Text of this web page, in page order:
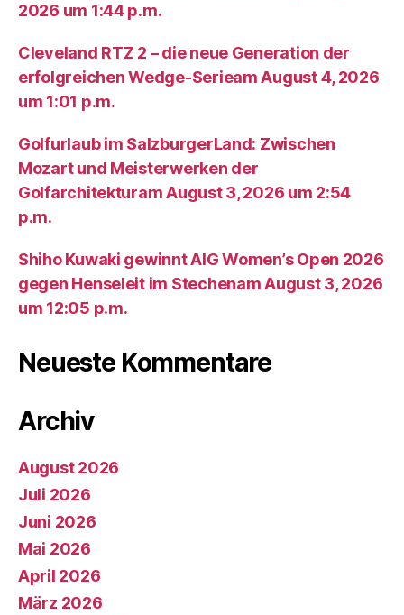
2026 um 1:44 p.m.
Cleveland RTZ 2 – die neue Generation der
erfolgreichen Wedge-Serieam August 4, 2026
um 1:01 p.m.
Golfurlaub im SalzburgerLand: Zwischen
Mozart und Meisterwerken der
Golfarchitekturam August 3, 2026 um 2:54
p.m.
Shiho Kuwaki gewinnt AIG Women’s Open 2026
gegen Henseleit im Stechenam August 3, 2026
um 12:05 p.m.
Neueste Kommentare
Archiv
August 2026
Juli 2026
Juni 2026
Mai 2026
April 2026
März 2026